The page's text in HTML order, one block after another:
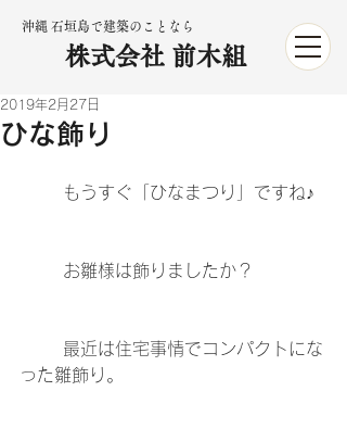
沖縄 石垣島で建築のことなら
株式会社 前木組
ひな飾り
2019年2月27日
	もうすぐ「ひなまつり」ですね♪
	お雛様は飾りましたか？
った雛飾り。